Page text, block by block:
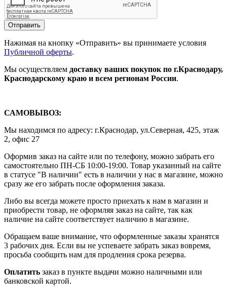
Отправить
Нажимая на кнопку «Отправить» вы принимаете условия
Публичной оферты.
Мы осуществляем доставку ваших покупок по г.Краснодару,
Краснодарскому краю и всем регионам России.
САМОВЫВОЗ:
Мы находимся по адресу: г.Краснодар, ул.Северная, 425, этаж
2, офис 27
Оформив заказ на сайте или по телефону, можно забрать его
самостоятельно ПН-СБ 10:00-19:00. Товар указанный на сайте
в статусе "В наличии" есть в наличии у нас в магазине, можно
сразу же его забрать после оформления заказа.
Либо вы всегда можете просто приехать к нам в магазин и
приобрести товар, не оформляя заказ на сайте, так как
наличие на сайте соответствует наличию в магазине.
Обращаем ваше внимание, что оформленные заказы хранятся
3 рабочих дня. Если вы не успеваете забрать заказ вовремя,
просьба сообщить нам для продления срока резерва.
Оплатить заказ в пункте выдачи можно наличными или
банковской картой.